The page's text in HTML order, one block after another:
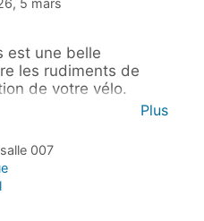
est une belle
les rudiments de
de votre vélo.
allons voir un élément
vélo ou sur celui
séance vous aurez
votre vélo et de
état. Le prix des
Plus
007